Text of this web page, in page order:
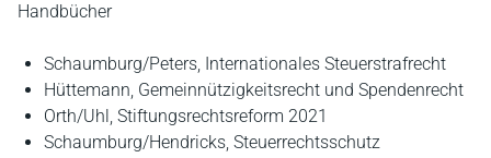
Handbücher
Schaumburg/Peters, Internationales Steuerstrafrecht
Hüttemann, Gemeinnützigkeitsrecht und Spendenrecht
Orth/Uhl, Stiftungsrechtsreform 2021
Schaumburg/Hendricks, Steuerrechtsschutz